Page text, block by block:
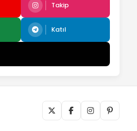
Takip
Katıl